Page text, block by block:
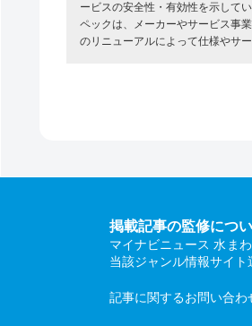
ービスの安全性・有効性を示して
ペックは、メーカーやサービス事
のリニューアルによって仕様やサ
掲載記事の監修につ
マイナビニュース 水ま
当該ジャンル情報サイト
記事に関するお問い合わ